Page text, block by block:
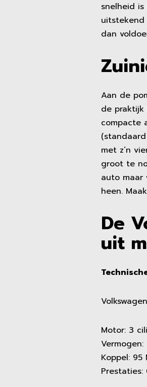
snelheid
uitstekend
dan
Aan de
de
compacte
met z’n
groot te
auto maar
heen.
De
uit
Motor: 3
Koppel: